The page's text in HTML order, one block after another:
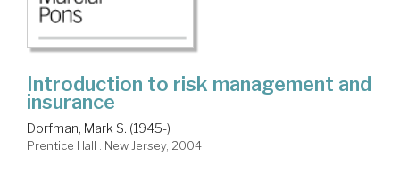
Introduction to risk management and
insurance
Dorfman, Mark S. (1945-)
Prentice Hall . New Jersey, 2004